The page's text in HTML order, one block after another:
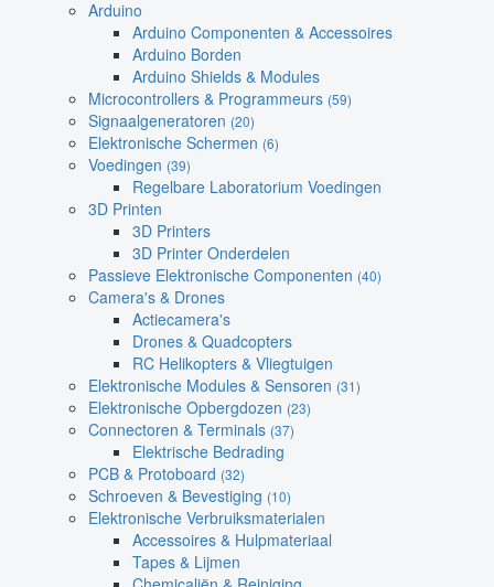
Arduino
Arduino Componenten & Accessoires
Arduino Borden
Arduino Shields & Modules
Microcontrollers & Programmeurs (59)
Signaalgeneratoren (20)
Elektronische Schermen (6)
Voedingen (39)
Regelbare Laboratorium Voedingen
3D Printen
3D Printers
3D Printer Onderdelen
Passieve Elektronische Componenten (40)
Camera's & Drones
Actiecamera's
Drones & Quadcopters
RC Helikopters & Vliegtuigen
Elektronische Modules & Sensoren (31)
Elektronische Opbergdozen (23)
Connectoren & Terminals (37)
Elektrische Bedrading
PCB & Protoboard (32)
Schroeven & Bevestiging (10)
Elektronische Verbruiksmaterialen
Accessoires & Hulpmateriaal
Tapes & Lijmen